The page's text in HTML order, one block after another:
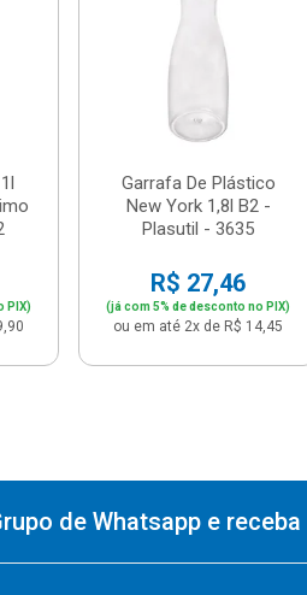
PIX)
Garrafa De Plástico
New York 1,8l B2 -
Plasutil - 3635
R$ 27,46
(já com 5% de desconto no PIX)
ou em até 2x de R$ 14,45
de Whatsapp e